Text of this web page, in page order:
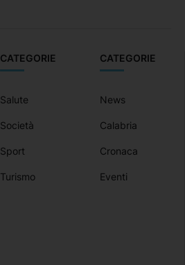
CATEGORIE
News
Calabria
Cronaca
Eventi
CATEGORIE
Salute
Società
Sport
Turismo